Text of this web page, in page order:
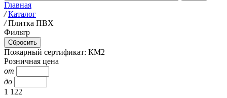
Главная
/ Каталог
/ Плитка ПВХ
Фильтр
Пожарный сертификат: КМ2
Розничная цена
от
до
1 122